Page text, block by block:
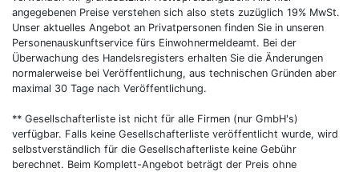
angegebenen Preise verstehen sich also stets zuzüglich 19% MwSt.
Unser aktuelles Angebot an Privatpersonen finden Sie in unseren
Personenauskunftservice fürs Einwohnermeldeamt. Bei der
Überwachung des Handelsregisters erhalten Sie die Änderungen
normalerweise bei Veröffentlichung, aus technischen Gründen aber
maximal 30 Tage nach Veröffentlichung.
** Gesellschafterliste ist nicht für alle Firmen (nur GmbH's)
verfügbar. Falls keine Gesellschafterliste veröffentlicht wurde, wird
selbstverständlich für die Gesellschafterliste keine Gebühr
berechnet. Beim Komplett-Angebot beträgt der Preis ohne